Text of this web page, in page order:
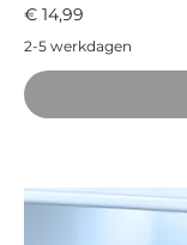
Prijs
€ 14,99
2-5 werkdagen